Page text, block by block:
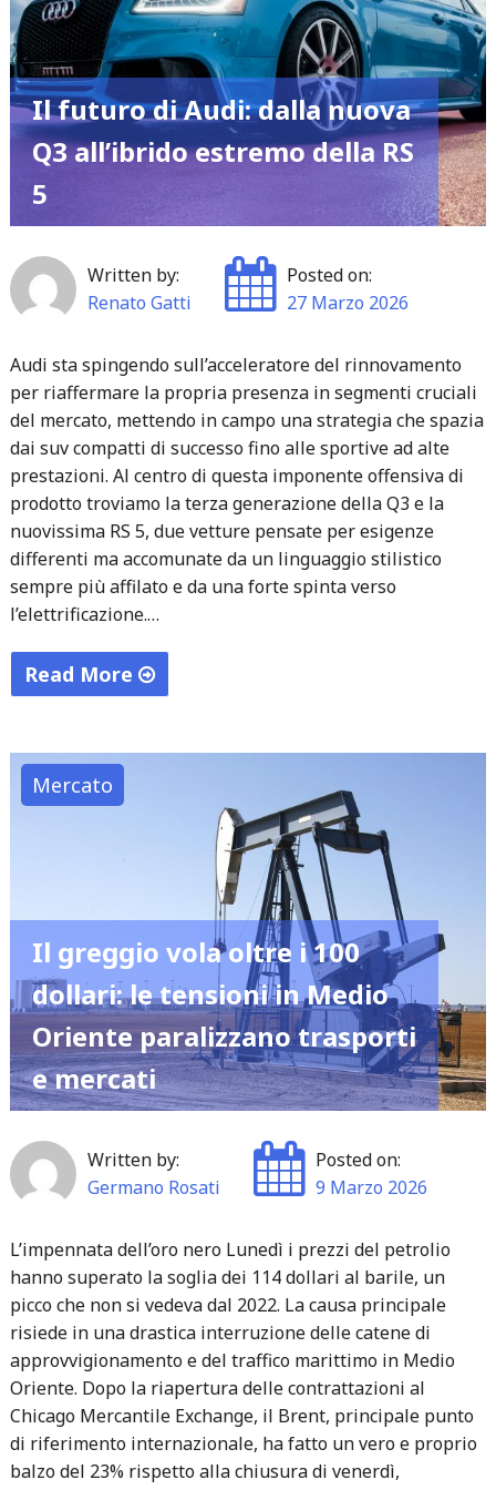
negli
USA
e
rilancia
con
pragmatismo
ibrido
della
T-
Il futuro di Audi: dalla nuova
Q3 all’ibrido estremo della RS
5
Written by:
Renato Gatti
Posted on:
27 Marzo 2026
Audi sta spingendo sull’acceleratore del rinnovamento
per riaffermare la propria presenza in segmenti cruciali
del mercato, mettendo in campo una strategia che spazia
dai suv compatti di successo fino alle sportive ad alte
prestazioni. Al centro di questa imponente offensiva di
prodotto troviamo la terza generazione della Q3 e la
nuovissima RS 5, due vetture pensate per esigenze
differenti ma accomunate da un linguaggio stilistico
sempre più affilato e da una forte spinta verso
l’elettrificazione.…
Read More
di
Audi:
all’ibrido
estremo
della
RS
5"
Mercato
Il greggio vola oltre i 100
dollari: le tensioni in Medio
Oriente paralizzano trasporti
e mercati
Written by:
Germano Rosati
Posted on:
9 Marzo 2026
L’impennata dell’oro nero Lunedì i prezzi del petrolio
hanno superato la soglia dei 114 dollari al barile, un
picco che non si vedeva dal 2022. La causa principale
risiede in una drastica interruzione delle catene di
approvvigionamento e del traffico marittimo in Medio
Oriente. Dopo la riapertura delle contrattazioni al
Chicago Mercantile Exchange, il Brent, principale punto
di riferimento internazionale, ha fatto un vero e proprio
balzo del 23% rispetto alla chiusura di venerdì,